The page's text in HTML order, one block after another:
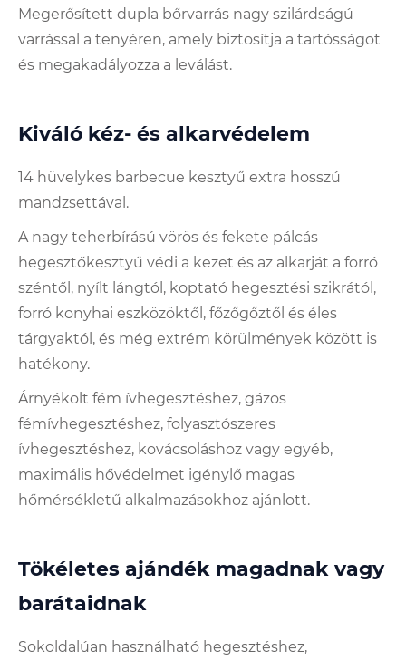
Megerősített dupla bőrvarrás nagy szilárdságú
varrással a tenyéren, amely biztosítja a tartósságot
és megakadályozza a leválást.
Kiváló kéz- és alkarvédelem
14 hüvelykes barbecue kesztyű extra hosszú
mandzsettával.
A nagy teherbírású vörös és fekete pálcás
hegesztőkesztyű védi a kezet és az alkarját a forró
széntől, nyílt lángtól, koptató hegesztési szikrától,
forró konyhai eszközöktől, főzőgőztől és éles
tárgyaktól, és még extrém körülmények között is
hatékony.
Árnyékolt fém ívhegesztéshez, gázos
fémívhegesztéshez, folyasztószeres
ívhegesztéshez, kovácsoláshoz vagy egyéb,
maximális hővédelmet igénylő magas
hőmérsékletű alkalmazásokhoz ajánlott.
Tökéletes ajándék magadnak vagy
barátaidnak
Sokoldalúan használható hegesztéshez,